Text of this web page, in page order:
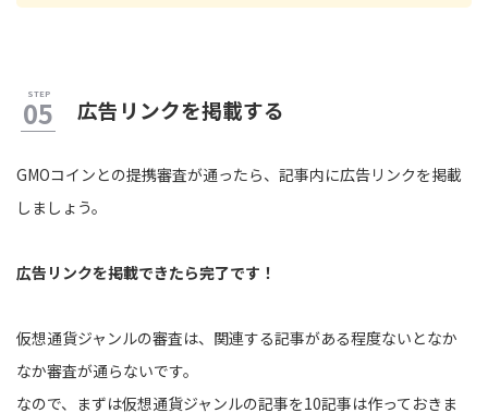
広告リンクを掲載する
GMOコインとの提携審査が通ったら、記事内に広告リンクを掲載
しましょう。
広告リンクを掲載できたら完了です！
仮想通貨ジャンルの審査は、関連する記事がある程度ないとなか
なか審査が通らないです。
なので、まずは仮想通貨ジャンルの記事を10記事は作っておきま